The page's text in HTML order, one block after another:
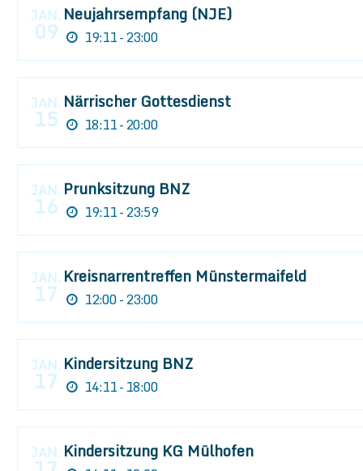
JAN.
09
Neujahrsempfang (NJE)
19:11 - 23:00
JAN.
15
Närrischer Gottesdienst
18:11 - 20:00
JAN.
16
Prunksitzung BNZ
19:11 - 23:59
JAN.
17
Kreisnarrentreffen Münstermaifeld
12:00 - 23:00
JAN.
17
Kindersitzung BNZ
14:11 - 18:00
JAN.Kindersitzung KG Mülhofen